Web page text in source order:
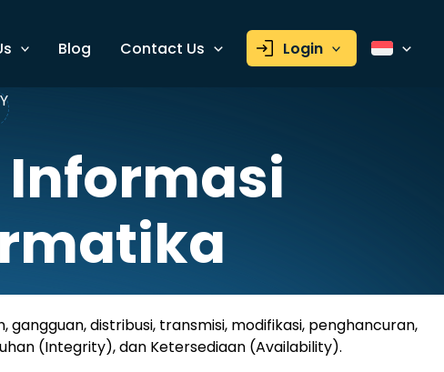
Blog Contact Us Login
distribusi, transmisi, modifikasi, penghancuran,
(Integrity), dan Ketersediaan (Availability).